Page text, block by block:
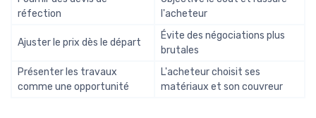
réfection
l'acheteur
Ajuster le prix dès le départ
Évite des négociations plus
brutales
Présenter les travaux
comme une opportunité
L'acheteur choisit ses
matériaux et son couvreur